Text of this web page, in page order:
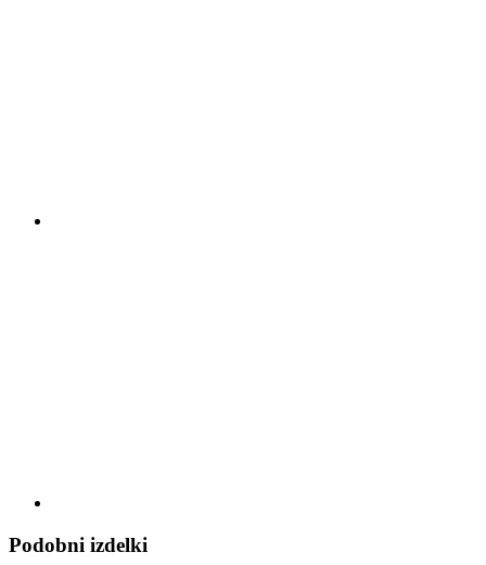
Podobni izdelki